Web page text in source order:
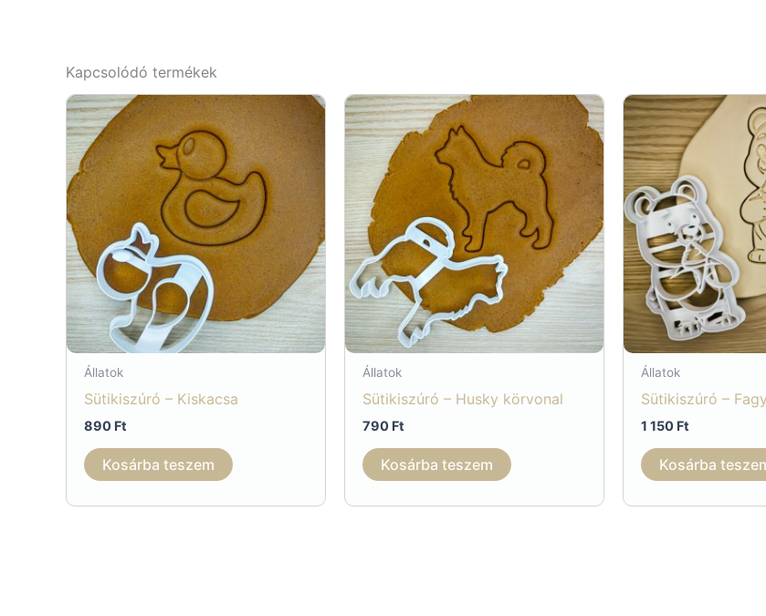
Kapcsolódó termékek
Állatok
Sütikiszúró – Kiskacsa
890 Ft
Kosárba teszem
Állatok
Sütikiszúró – Husky körvonal
790 Ft
Kosárba teszem
Állatok
Sütikiszúró –
1 150 Ft
Kosárba